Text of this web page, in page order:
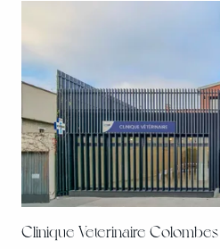
Clinique Veterinaire Colombes